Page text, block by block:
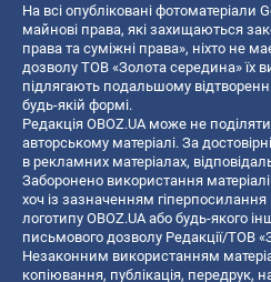
На всі опубліковані фотоматеріали
майнові права, які захищаються
права та суміжні права», ніхто не
дозволу ТОВ «Золота середина» їх
підлягають подальшому
будь-якій формі.
Редакція OBOZ.UA може не
авторському матеріалі. За
в рекламних матеріалах,
Заборонено використання
хоч із зазначенням гіперпосилання
логотипу OBOZ.UA або будь-якого
письмового дозволу Редакції/ТОВ
Незаконним використанням
копiювання, публiкацiя, передрук,